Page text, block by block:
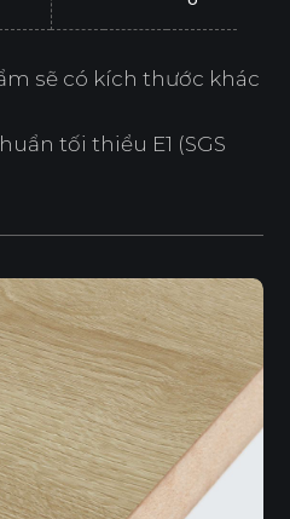
sẽ có kích thước khác
tối thiểu E1 (SGS